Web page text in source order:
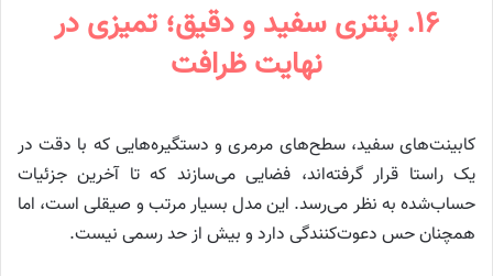
۱۶. پنتری سفید و دقیق؛ تمیزی در
نهایت ظرافت
کابینت‌های سفید، سطح‌های مرمری و دستگیره‌هایی که با دقت در
یک راستا قرار گرفته‌اند، فضایی می‌سازند که تا آخرین جزئیات
حساب‌شده به نظر می‌رسد. این مدل بسیار مرتب و صیقلی است، اما
همچنان حس دعوت‌کنندگی دارد و بیش از حد رسمی نیست.